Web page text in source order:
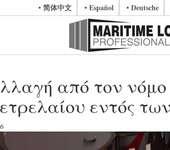
• 简体中文 • Español • Deutsche
από τον νόμο
εντός